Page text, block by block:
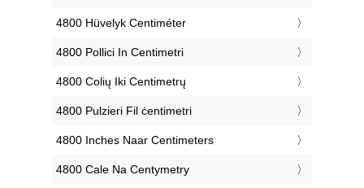
‎4800 Hüvelyk Centiméter
‎4800 Pollici In Centimetri
‎4800 Colių Iki Centimetrų
‎4800 Pulzieri Fil ċentimetri
‎4800 Inches Naar Centimeters
‎4800 Cale Na Centymetry